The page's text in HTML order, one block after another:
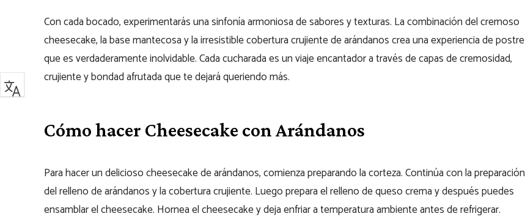
Con cada bocado, experimentarás una sinfonía armoniosa de sabores y texturas. La combinación del cremoso
cheesecake, la base mantecosa y la irresistible cobertura crujiente de arándanos crea una experiencia de postre
que es verdaderamente inolvidable. Cada cucharada es un viaje encantador a través de capas de cremosidad,
crujiente y bondad afrutada que te dejará queriendo más.
Cómo hacer Cheesecake con Arándanos
Para hacer un delicioso cheesecake de arándanos, comienza preparando la corteza. Continúa con la preparación
del relleno de arándanos y la cobertura crujiente. Luego prepara el relleno de queso crema y después puedes
ensamblar el cheesecake. Hornea el cheesecake y deja enfriar a temperatura ambiente antes de refrigerar.